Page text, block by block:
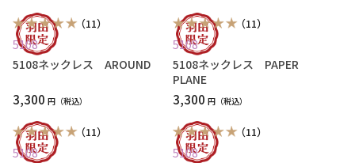
（11）
5108
5108ネックレス AROUND
3,300 円
（11）
5108
5108ネックレス PAPER
PLANE
3,300 円
（11）
5108
（11）
5108